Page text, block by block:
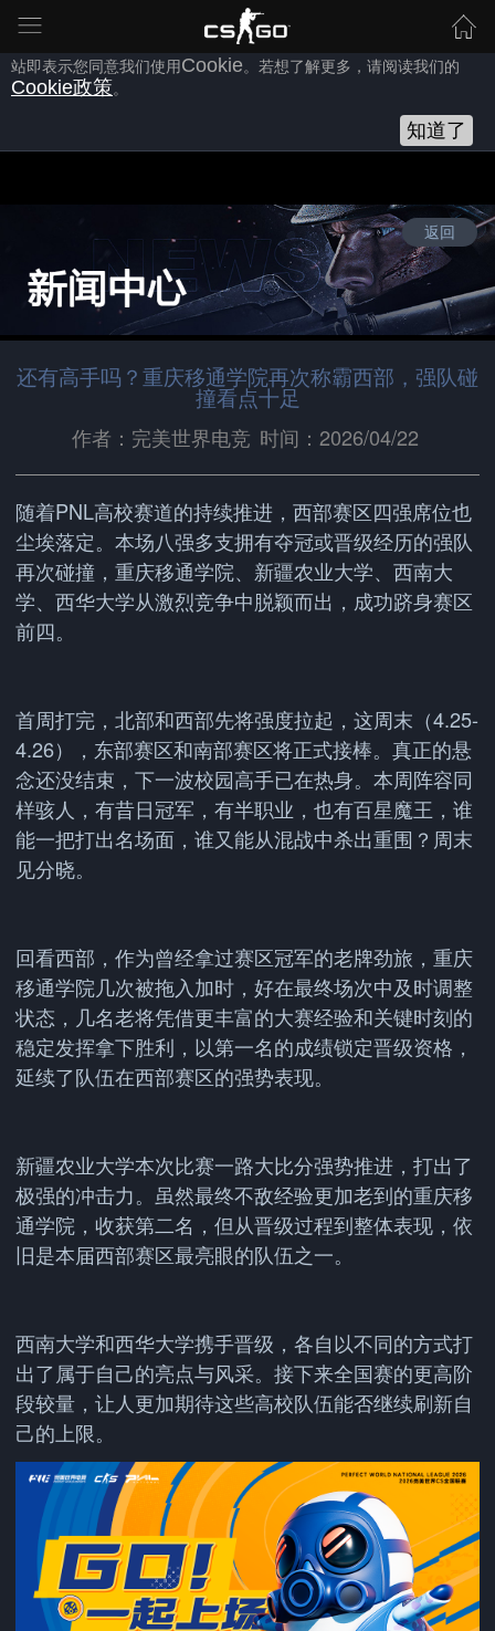
为向您提供良好的网站使用体验，完美世界网站会使用自身或第三方
，以作为安全、技术、分析、推广等之用。继续浏览本网
站即表示您同意我们使用Cookie。若想了解更多，请阅读我们的
Cookie政策。
知道了
返回
还有高手吗？重庆移通学院再次称霸西部，强队碰
撞看点十足
作者：完美世界电竞 时间：2026/04/22
随着PNL高校赛道的持续推进，西部赛区四强席位也
尘埃落定。本场八强多支拥有夺冠或晋级经历的强队
再次碰撞，重庆移通学院、新疆农业大学、西南大
学、西华大学从激烈竞争中脱颖而出，成功跻身赛区
前四。
首周打完，北部和西部先将强度拉起，这周末（4.25-
4.26），东部赛区和南部赛区将正式接棒。真正的悬
念还没结束，下一波校园高手已在热身。本周阵容同
样骇人，有昔日冠军，有半职业，也有百星魔王，谁
能一把打出名场面，谁又能从混战中杀出重围？周末
见分晓。
回看西部，作为曾经拿过赛区冠军的老牌劲旅，重庆
移通学院几次被拖入加时，好在最终场次中及时调整
状态，几名老将凭借更丰富的大赛经验和关键时刻的
稳定发挥拿下胜利，以第一名的成绩锁定晋级资格，
延续了队伍在西部赛区的强势表现。
新疆农业大学本次比赛一路大比分强势推进，打出了
极强的冲击力。虽然最终不敌经验更加老到的重庆移
通学院，收获第二名，但从晋级过程到整体表现，依
旧是本届西部赛区最亮眼的队伍之一。
西南大学和西华大学携手晋级，各自以不同的方式打
出了属于自己的亮点与风采。接下来全国赛的更高阶
段较量，让人更加期待这些高校队伍能否继续刷新自
己的上限。